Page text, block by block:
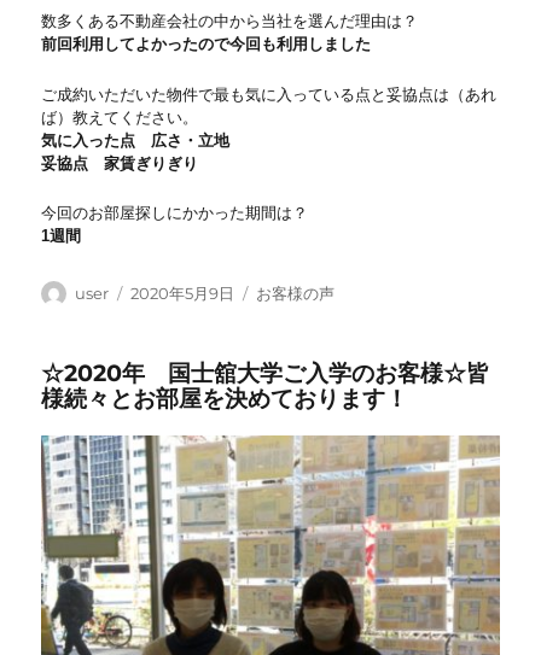
数多くある不動産会社の中から当社を選んだ理由は？
前回利用してよかったので今回も利用しました
ご成約いただいた物件で最も気に入っている点と妥協点は（あれ
ば）教えてください。
気に入った点 広さ・立地
妥協点 家賃ぎりぎり
今回のお部屋探しにかかった期間は？
1週間
投
user
投
2020年5月9日
カ
リ
ー
お客様の声
☆2020年 国士舘大学ご入学のお客様☆皆
様続々とお部屋を決めております！